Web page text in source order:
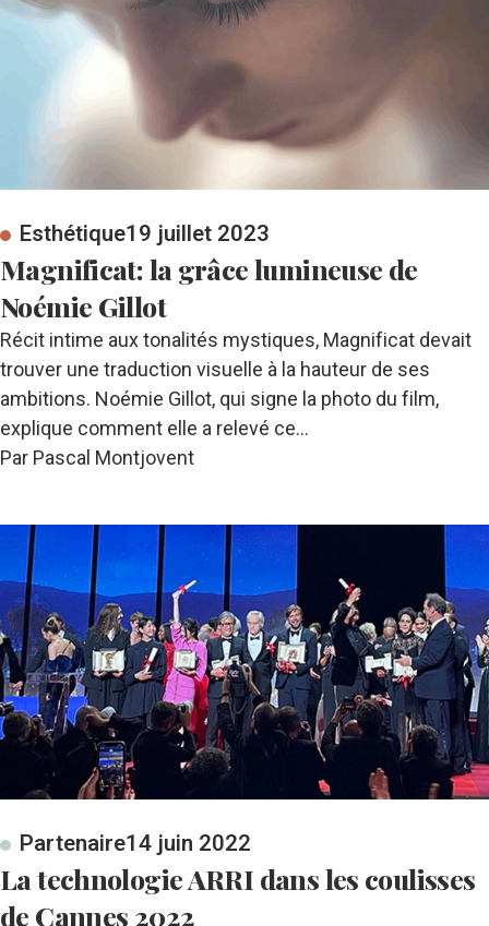
Esthétique19 juillet 2023
Magnificat: la grâce lumineuse de
Noémie Gillot
Récit intime aux tonalités mystiques, Magnificat devait
trouver une traduction visuelle à la hauteur de ses
ambitions. Noémie Gillot, qui signe la photo du film,
explique comment elle a relevé ce…
Par Pascal Montjovent
Partenaire14 juin 2022
La technologie ARRI dans les coulisses
de Cannes 2022